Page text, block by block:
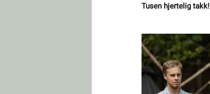
Tusen hjertelig takk!